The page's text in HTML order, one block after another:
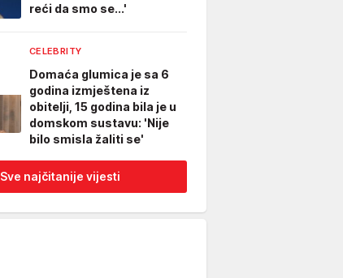
reći da smo se...'
CELEBRITY
Domaća glumica je sa 6
godina izmještena iz
obitelji, 15 godina bila je u
domskom sustavu: 'Nije
bilo smisla žaliti se'
Sve najčitanije vijesti